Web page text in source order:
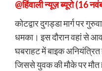
@हिंवाली न्यूज़ ब्यूरो (16
कोटद्वार दुगड्डा मार्ग पर
धमका। इस दौरान वहां से
घबराहट में बाइक
जिससे युवक की मौके पर मौत